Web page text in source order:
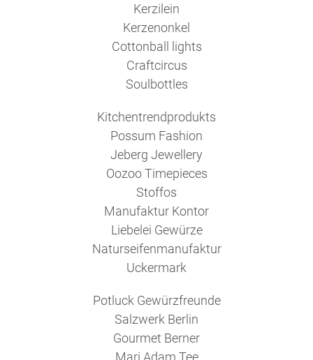
Kerzilein
Kerzenonkel
Cottonball lights
Craftcircus
Soulbottles
Kitchentrendprodukts
Possum Fashion
Jeberg Jewellery
Oozoo Timepieces
Stoffos
Manufaktur Kontor
Liebelei Gewürze
Naturseifenmanufaktur
Uckermark
Potluck Gewürzfreunde
Salzwerk Berlin
Gourmet Berner